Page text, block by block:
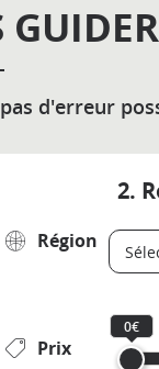
GUIDER
d'erreur
2.
Région
Prix
0€